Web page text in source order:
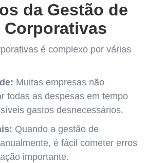
da Gestão de
Corporativas
é complexo por várias
Muitas empresas não
todas as despesas em tempo
gastos desnecessários.
Quando a gestão de
é fácil cometer erros
importante.